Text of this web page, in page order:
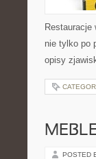
nie tylko po
opisy
POSTED